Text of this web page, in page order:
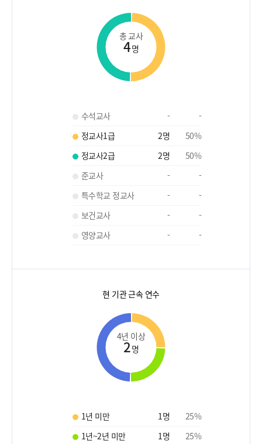
총 교사
4명
수석교사 -
-
정교사1급
2명 50%
정교사2급
2명 50%
준교사
-
-
특수학교 정교사
-
-
보건교사
-
-
영양교사
- -
현 기관 근속 연수
4년 이상
2명
1년 미만 1명 25%
1년~2년 미만
1명 25%